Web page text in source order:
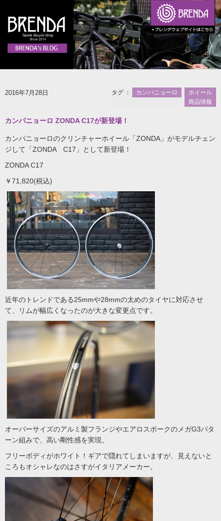
2016年7月28日 タグ ： カンパニョーロ
ホイール
商品情報
カンパニョーロ ZONDA C17が新登場！
カンパニョーロのクリンチャーホイール「ZONDA」がモデルチェン
ジして「ZONDA C17」として新登場！
ZONDA C17
￥71,820(税込)
近年のトレンドである25mmや28mmの太めのタイヤに対応させ
て、リムが幅広くなったのが大きな変更点です。
オーバーサイズのアルミ製フランジやエアロスポークのメガG3パタ
ーン組みで、高い剛性感を実現。
フリーボディがホワイト！ギアで隠れてしまいますが、見えないと
ころもオシャレなのはさすがイタリアメーカー。